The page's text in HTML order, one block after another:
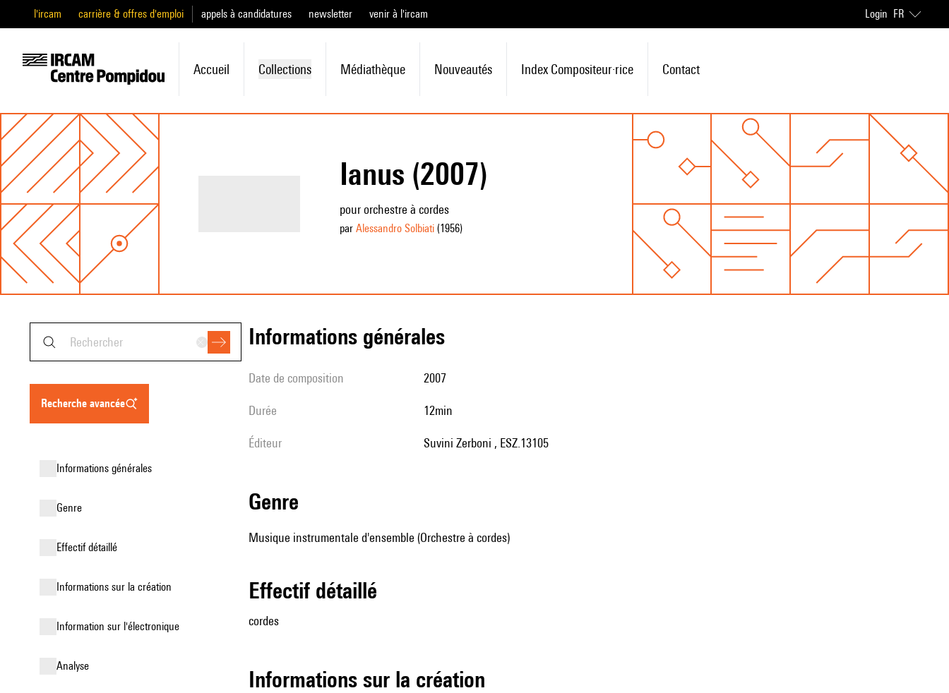
l'ircam carrière & offres d'emploi appels à candidatures newsletter venir à l'ircam Login FR
Accueil Collections Médiathèque Nouveautés Index Compositeur·rice Contact
Ianus (2007)
pour orchestre à cordes
par Alessandro Solbiati(1956)
recherche avancée
informations générales
genre
effectif détaillé
informations sur la création
Information sur l'électronique
analyse
informations générales
date de composition 2007
durée 12min
éditeur Suvini Zerboni , ESZ.13105
genre
Musique instrumentale d'ensemble (Orchestre à cordes)
effectif détaillé
cordes
informations sur la création